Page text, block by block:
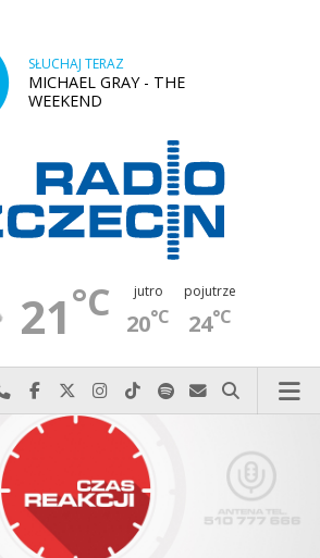
SŁUCHAJ TERAZ
MICHAEL GRAY - THE
WEEKEND
21°C jutro
20°C
pojutrze
24°C
Najlepiej po prostu do nas zadzwoń
Odwiedź nas na Facebook-u
Odwiedź nas na X
Odwiedź nas na Instagram-ie
Odwiedź nas na TikTok-u
Szukaj nas na Spotify
Wyślij do nas
Szukaj